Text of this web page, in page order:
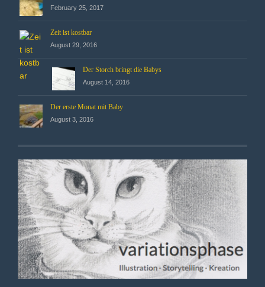
February 25, 2017
Zeit ist kostbar
August 29, 2016
Der Storch bringt die Babys
August 14, 2016
Der erste Monat mit Baby
August 3, 2016